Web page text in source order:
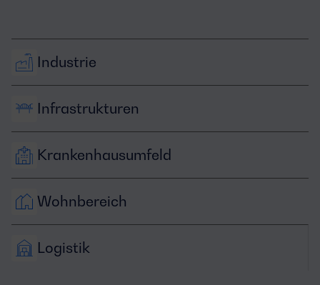
Industrie
Infrastrukturen
Krankenhausumfeld
Wohnbereich
Logistik